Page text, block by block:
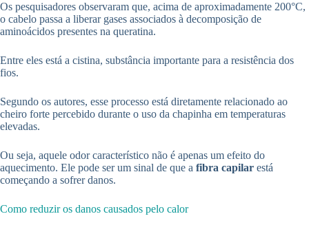
Os pesquisadores observaram que, acima de aproximadamente 200°C,
o cabelo passa a liberar gases associados à decomposição de
aminoácidos presentes na queratina.
Entre eles está a cistina, substância importante para a resistência dos
fios.
Segundo os autores, esse processo está diretamente relacionado ao
cheiro forte percebido durante o uso da chapinha em temperaturas
elevadas.
Ou seja, aquele odor característico não é apenas um efeito do
aquecimento. Ele pode ser um sinal de que a fibra capilar está
começando a sofrer danos.
Como reduzir os danos causados pelo calor